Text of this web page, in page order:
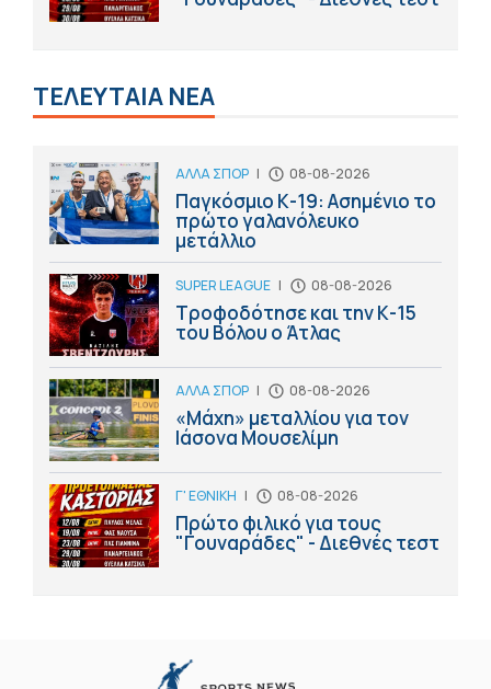
ΤΕΛΕΥΤΑΙΑ ΝΕΑ
ΑΛΛΑ ΣΠΟΡ | 08-08-2026
Παγκόσμιο Κ-19: Ασημένιο το
πρώτο γαλανόλευκο
μετάλλιο
SUPER LEAGUE | 08-08-2026
Τροφοδότησε και την Κ-15
του Βόλου ο Άτλας
ΑΛΛΑ ΣΠΟΡ | 08-08-2026
«Μάχη» μεταλλίου για τον
Ιάσονα Μουσελίμη
Γ' ΕΘΝΙΚΗ | 08-08-2026
Πρώτο φιλικό για τους
"Γουναράδες" - Διεθνές τεστ